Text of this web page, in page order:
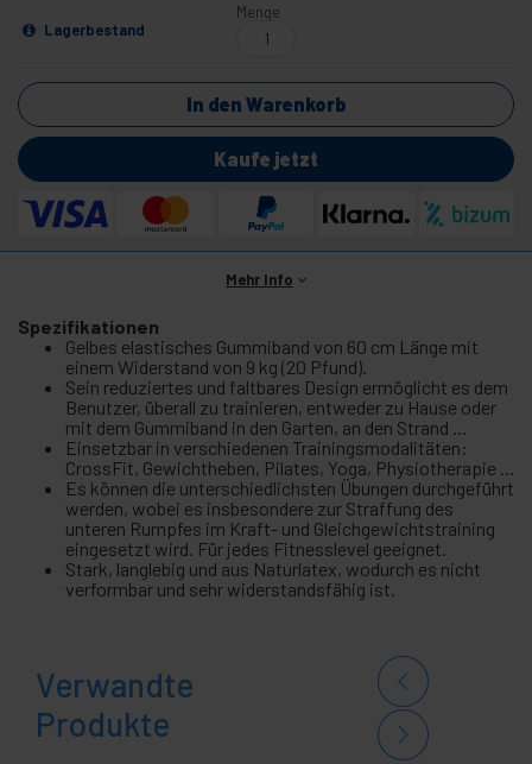
Lagerbestand
Menge
In den Warenkorb
Kaufe jetzt
Mehr Info
Spezifikationen
Gelbes elastisches Gummiband von 60 cm Länge mit
einem Widerstand von 9 kg (20 Pfund).
Sein reduziertes und faltbares Design ermöglicht es dem
Benutzer, überall zu trainieren, entweder zu Hause oder
mit dem Gummiband in den Garten, an den Strand ...
Einsetzbar in verschiedenen Trainingsmodalitäten:
CrossFit, Gewichtheben, Pilates, Yoga, Physiotherapie ...
Es können die unterschiedlichsten Übungen durchgeführt
werden, wobei es insbesondere zur Straffung des
unteren Rumpfes im Kraft- und Gleichgewichtstraining
eingesetzt wird. Für jedes Fitnesslevel geeignet.
Stark, langlebig und aus Naturlatex, wodurch es nicht
verformbar und sehr widerstandsfähig ist.
Verwandte
Produkte